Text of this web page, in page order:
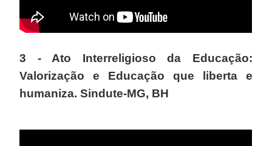
3 - Ato Interreligioso da Educação:
Valorização e Educação que liberta e
humaniza. Sindute-MG, BH